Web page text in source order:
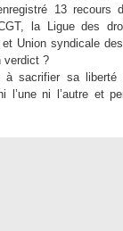
13 recours
la Ligue des
Union syndicale
verdict ?
à sacrifier sa liberté
l’une ni l’autre et